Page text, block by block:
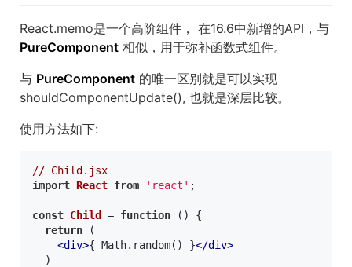
React.memo是一个高阶组件， 在16.6中新增的API，与
PureComponent 相似，用于弥补函数式组件。
与 PureComponent 的唯一区别就是可以实现
shouldComponentUpdate(), 也就是深层比较。
使用方法如下:
// Child.jsx
import React from 'react' ;
const Child = function ( ) {
return (
<div>{ Math.random() }</div>
  )